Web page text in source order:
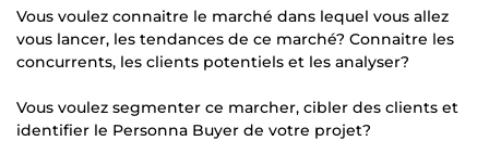
Vous voulez connaitre le marché dans lequel vous allez
vous lancer, les tendances de ce marché? Connaitre les
concurrents, les clients potentiels et les analyser?
Vous voulez segmenter ce marcher, cibler des clients et
identifier le Personna Buyer de votre projet?